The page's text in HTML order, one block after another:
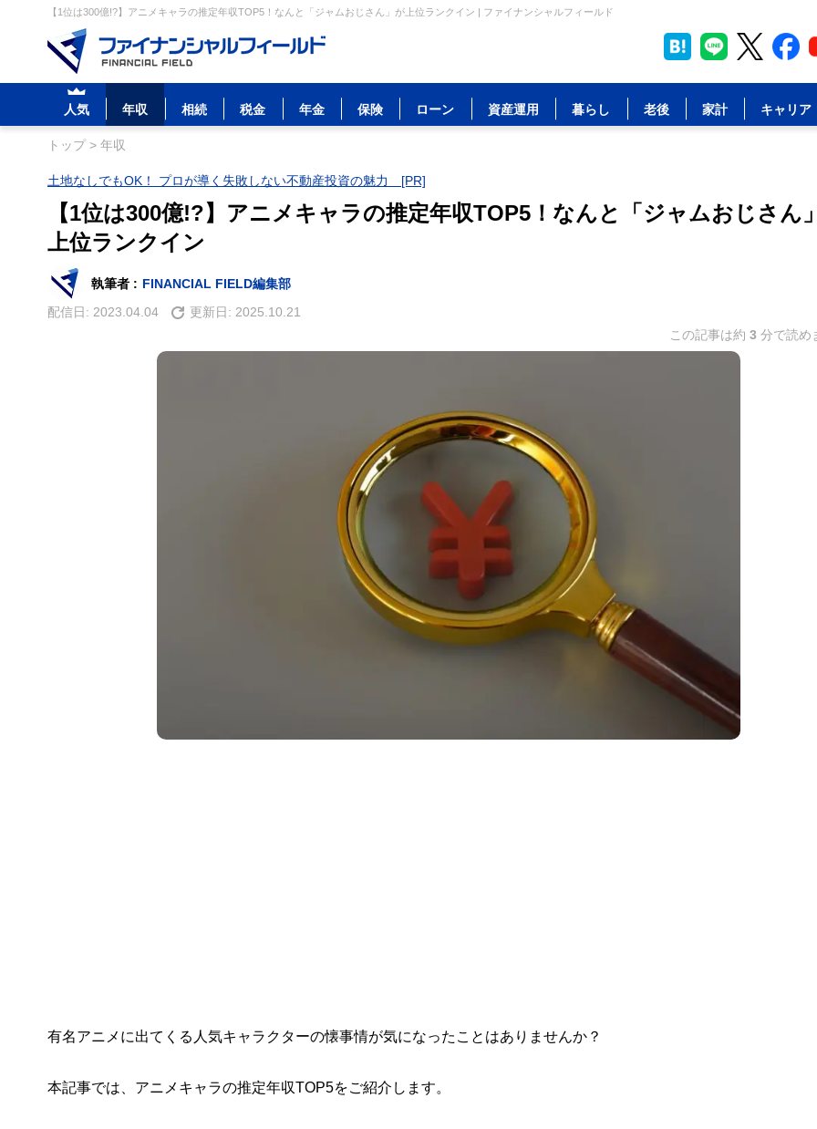
【1位は300億!?】アニメキャラの推定年収TOP5！なんと「ジャムおじさん」が上位ランクイン | ファイナンシャルフィールド
人気 年収 相続 税金 年金 保険 ローン 資産運用 暮らし 老後 家計 キャリア
トップ> 年収
土地なしでもOK！ プロが導く失敗しない不動産投資の魅力 [PR]
【1位は300億!?】アニメキャラの推定年収TOP5！なんと「ジャムおじさん
上位ランクイン
執筆者 : FINANCIAL FIELD編集部
配信日: 2023.04.04 更新日: 2025.10.21
この記事は約 3 分で読め
有名アニメに出てくる人気キャラクターの懐事情が気になったことはありませんか？
本記事では、アニメキャラの推定年収TOP5をご紹介します。